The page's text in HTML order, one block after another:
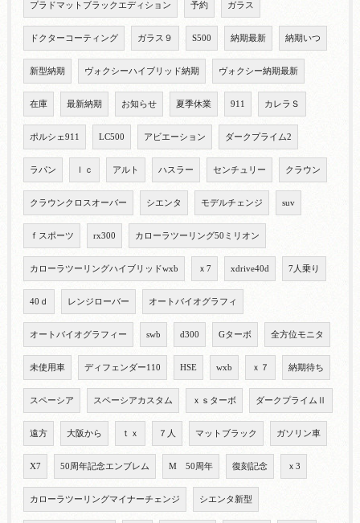
プラドマットブラックエディション 予約 ガラス
ドクターコーティング ガラス９ S500 納期最新 納期いつ
新型納期 ヴォクシーハイブリッド納期 ヴォクシー納期最新
在庫 最新納期 お知らせ 夏季休業 911 カレラＳ
ポルシェ911 LC500 アビエーション ダークプライム2
ラパン ｌｃ アルト ハスラー センチュリー クラウン
クラウンクロスオーバー シエンタ モデルチェンジ suv
ｆスポーツ rx300 カローラツーリング50ミリオン
カローラツーリングハイブリッドwxb ｘ7 xdrive40d 7人乗り
40ｄ レンジローバー オートバイオグラフィ
オートバイオグラフィー swb d300 Gターボ 全方位モニタ
未使用車 ディフェンダー110 HSE wxb ｘ７ 納期待ち
スペーシア スペーシアカスタム ｘｓターボ ダークプライムⅡ
遠方 大阪から ｔｘ ７人 マットブラック ガソリン車
X7 50周年記念エンブレム M 50周年 復刻記念 ｘ3
カローラツーリングマイナーチェンジ シエンタ新型